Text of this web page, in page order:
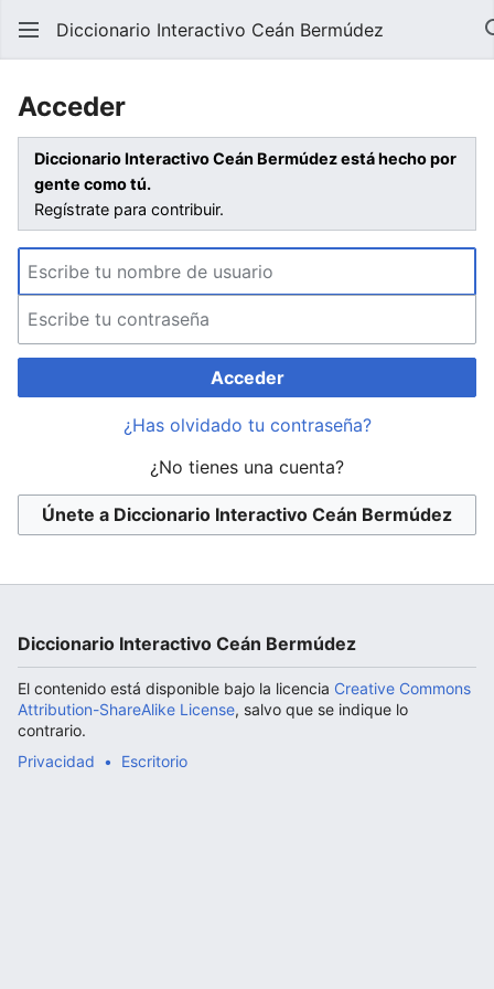
Abrir menú principal
Diccionario Interactivo Ceán Bermúdez
Acceder
Diccionario Interactivo Ceán Bermúdez está hecho por
gente como tú.
Regístrate para contribuir.
Acceder
¿Has olvidado tu contraseña?
¿No tienes una cuenta?
Únete a Diccionario Interactivo Ceán Bermúdez
Diccionario Interactivo Ceán Bermúdez
El contenido está disponible bajo la licencia Creative Commons
Attribution-ShareAlike License, salvo que se indique lo
contrario.
Privacidad
Escritorio